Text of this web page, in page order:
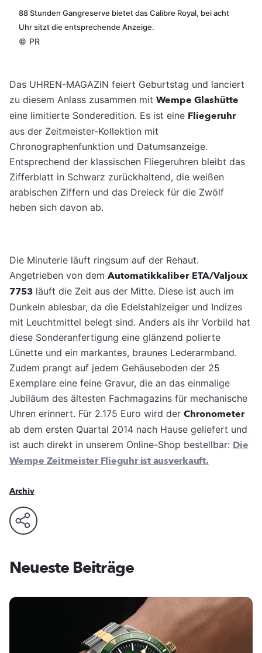
88 Stunden Gangreserve bietet das Calibre Royal, bei acht
Uhr sitzt die entsprechende Anzeige.
© PR
Das UHREN-MAGAZIN feiert Geburtstag und lanciert
zu diesem Anlass zusammen mit Wempe Glashütte
eine limitierte Sonderedition. Es ist eine Fliegeruhr
aus der Zeitmeister-Kollektion mit
Chronographenfunktion und Datumsanzeige.
Entsprechend der klassischen Fliegeruhren bleibt das
Zifferblatt in Schwarz zurückhaltend, die weißen
arabischen Ziffern und das Dreieck für die Zwölf
heben sich davon ab.
Die Minuterie läuft ringsum auf der Rehaut.
Angetrieben von dem Automatikkaliber ETA/Valjoux
7753 läuft die Zeit aus der Mitte. Diese ist auch im
Dunkeln ablesbar, da die Edelstahlzeiger und Indizes
mit Leuchtmittel belegt sind. Anders als ihr Vorbild hat
diese Sonderanfertigung eine glänzend polierte
Lünette und ein markantes, braunes Lederarmband.
Zudem prangt auf jedem Gehäuseboden der 25
Exemplare eine feine Gravur, die an das einmalige
Jubiläum des ältesten Fachmagazins für mechanische
Uhren erinnert. Für 2.175 Euro wird der Chronometer
ab dem ersten Quartal 2014 nach Hause geliefert und
ist auch direkt in unserem Online-Shop bestellbar: Die
Wempe Zeitmeister Flieguhr ist ausverkauft.
Archiv
Neueste Beiträge